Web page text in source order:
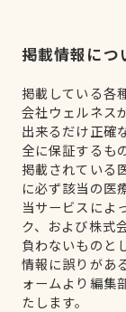
掲載情報につ
掲載している各
会社ウェルネス
出来るだけ正確
全に保証するも
掲載されている
に必ず該当の医
当サービスによ
ク、および株式
負わないものと
情報に誤りがあ
ォームより編集
たします。